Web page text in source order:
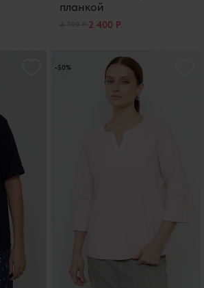
планкой
2 400 Р.
-50%